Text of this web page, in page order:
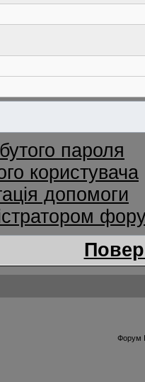
пароля
користувача
допомоги
Форум